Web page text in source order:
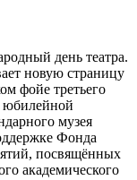
день театра.
новую страницу
фойе третьего
юбилейной
музея
Фонда
посвящённых
академического